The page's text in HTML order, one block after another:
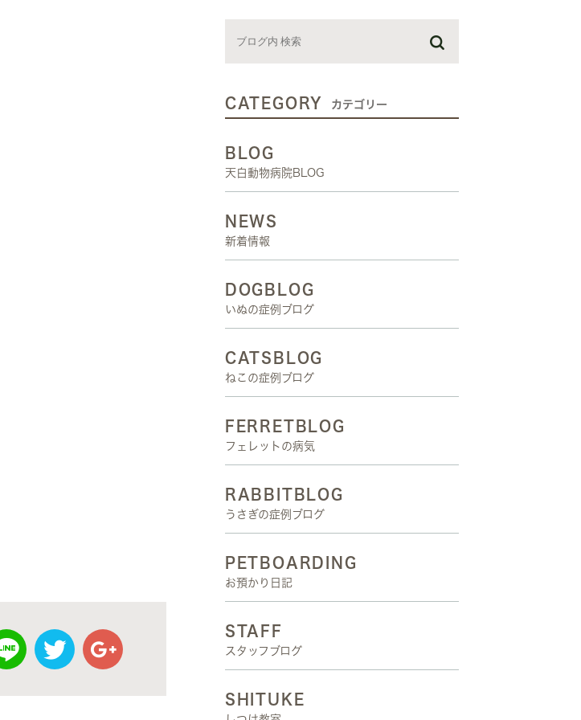
CATEGORY カテゴリー
BLOG
天白動物病院BLOG
NEWS
新着情報
DOGBLOG
いぬの症例ブログ
CATSBLOG
ねこの症例ブログ
FERRETBLOG
フェレットの病気
RABBITBLOG
うさぎの症例ブログ
PETBOARDING
お預かり日記
STAFF
スタッフブログ
SHITUKE